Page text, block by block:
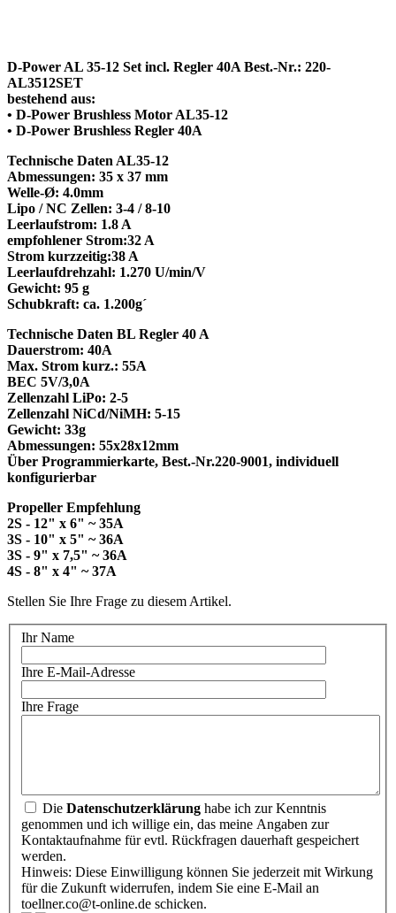
D-Power AL 35-12 Set incl. Regler 40A Best.-Nr.: 220-
AL3512SET
bestehend aus:
• D-Power Brushless Motor AL35-12
• D-Power Brushless Regler 40A
Technische Daten AL35-12
Abmessungen: 35 x 37 mm
Welle-Ø: 4.0mm
Lipo / NC Zellen: 3-4 / 8-10
Leerlaufstrom: 1.8 A
empfohlener Strom:32 A
Strom kurzzeitig:38 A
Leerlaufdrehzahl: 1.270 U/min/V
Gewicht: 95 g
Schubkraft: ca. 1.200g´
Technische Daten BL Regler 40 A
Dauerstrom: 40A
Max. Strom kurz.: 55A
BEC 5V/3,0A
Zellenzahl LiPo: 2-5
Zellenzahl NiCd/NiMH: 5-15
Gewicht: 33g
Abmessungen: 55x28x12mm
Über Programmierkarte, Best.-Nr.220-9001, individuell
konfigurierbar
Propeller Empfehlung
2S - 12" x 6" ~ 35A
3S - 10" x 5" ~ 36A
3S - 9" x 7,5" ~ 36A
4S - 8" x 4" ~ 37A
Stellen Sie Ihre Frage zu diesem Artikel.
Ihr Name
Ihre E-Mail-Adresse
Ihre Frage
Die Datenschutzerklärung habe ich zur Kenntnis
genommen und ich willige ein, das meine Angaben zur
Kontaktaufnahme für evtl. Rückfragen dauerhaft gespeichert
werden.
Hinweis: Diese Einwilligung können Sie jederzeit mit Wirkung
für die Zukunft widerrufen, indem Sie eine E-Mail an
toellner.co@t-online.de schicken.